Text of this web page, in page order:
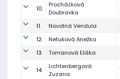
10.
Procházková
Doubravka
11. Novotná Vendula
12.
Netuková Anežka
13.
Tomanová Eliška
14.
Lichtenbergová
Zuzana